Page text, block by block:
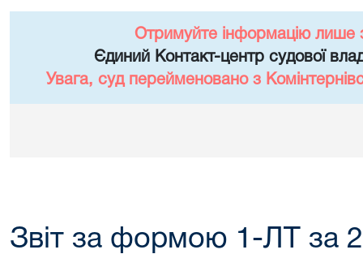
Отримуйте інформацію лише
Єдиний Контакт-центр судової
Увага, суд перейменовано з
Звіт за формою 1-ЛТ за